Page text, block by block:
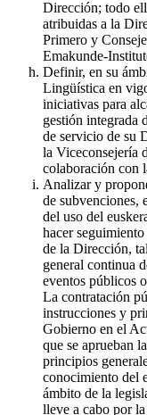
Dirección; todo
atribuidas a la
Primero y
Emakunde-
Definir, en su
Lingüística en
iniciativas para
gestión integrada
de servicio de su
la Viceconsejería
colaboración con
Analizar y
de subvenciones,
del uso del
hacer
de la Dirección,
general continua
eventos públicos
La contratación
instrucciones y
Gobierno en el
que se aprueban
principios
conocimiento del
ámbito de la
lleve a cabo por